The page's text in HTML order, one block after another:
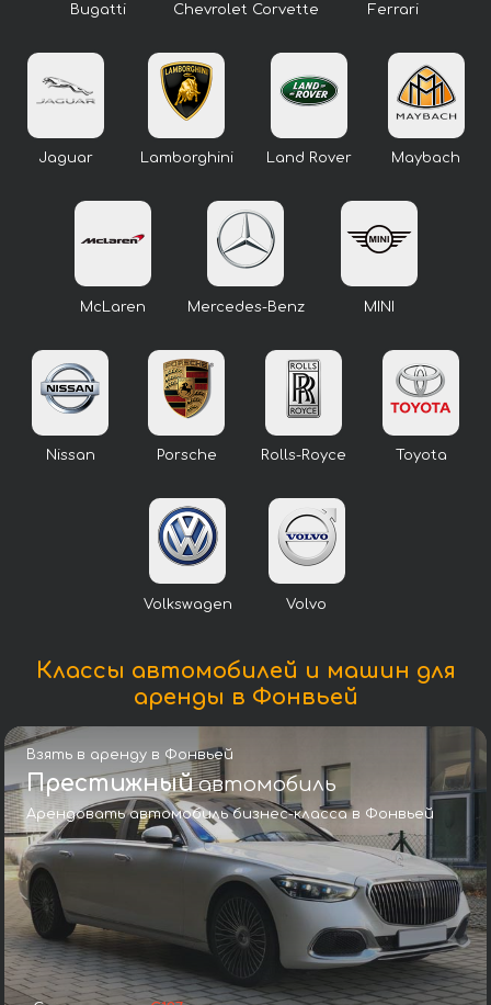
Bugatti Chevrolet Corvette Ferrari
Jaguar Lamborghini Land Rover Maybach
McLaren Mercedes-Benz MINI
Nissan Porsche Rolls-Royce Toyota
Volkswagen Volvo
Классы автомобилей и машин для
аренды в Фонвьей
Взять в аренду в Фонвьей
Престижныйавтомобиль
Арендовать автомобиль бизнес-класса в Фонвьей